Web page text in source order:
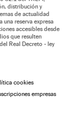
distribución y
de actualidad
una reserva expresa
accesibles desde
que resulten
Real Decreto - ley
cookies
empresas